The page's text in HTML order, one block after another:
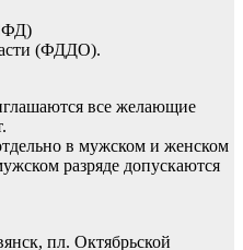
(ФДДО).
все желающие
в мужском и женском
разряде допускаются
пл. Октябрьской